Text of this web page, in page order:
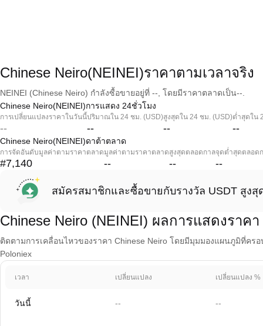
Chinese Neiro(NEINEI)ราคาตามเวลาจริง
NEINEI (Chinese Neiro) กำลังซื้อขายอยู่ที่ --, โดยมีราคาตลาดเป็น--.
Chinese Neiro(NEINEI)การแสดง 24ชั่วโมง
การเปลี่ยนแปลงราคาในวันนี้
--
ปริมาณใน 24 ชม. (USD)
--
สูงสุดใน 24 ชม. (USD)
--
ต่ำสุดใน
--
Chinese Neiro(NEINEI)ดาต้าตลาด
การจัดอันดับมูลค่าตามราคาตลาด
#7,140
มูลค่าตามราคาตลาด
--
สูงสุดตลอดกาล
--
จุดต่ำสุดตลอด
--
สมัครสมาชิกและซื้อขายกับรางวัล USDT สูงสุ
Chinese Neiro (NEINEI) ผลการแสดงราคา
ติดตามการเคลื่อนไหวของราคา Chinese Neiro โดยมีมุมมองแผนภูมิที่ค
Poloniex
เวลา เปลี่ยนแปลง เปลี่ยนแปลง %
วันนี้ -- --